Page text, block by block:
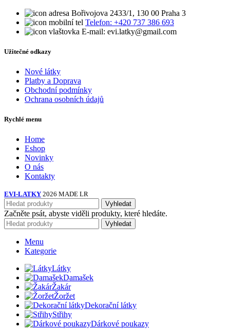
Bořivojova 2433/1, 130 00 Praha 3
Telefon: +420 737 386 693
E-mail: evi.latky@gmail.com
Užitečné odkazy
Nové látky
Platby a Doprava
Obchodní podmínky
Ochrana osobních údajů
Rychlé menu
Home
Eshop
Novinky
O nás
Kontakty
EVI-LATKY 2026 MADE LR
Vyhledat
Začněte psát, abyste viděli produkty, které hledáte.
Vyhledat
Menu
Kategorie
Látky
Damašek
Žakár
Žoržet
Dekorační látky
Střihy
Dárkové poukazy